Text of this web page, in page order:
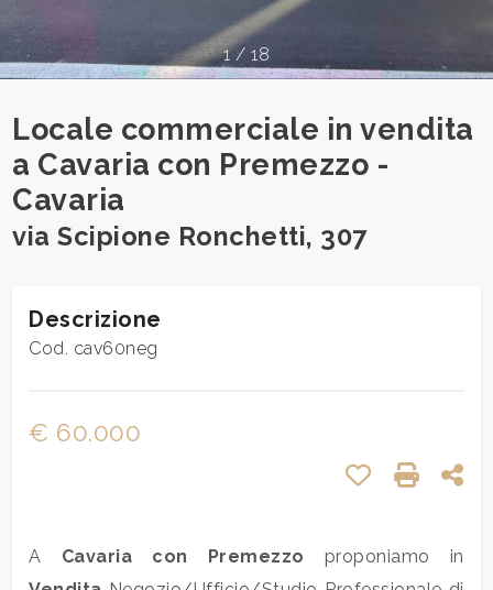
1 / 18
Locale commerciale in vendita
a Cavaria con Premezzo -
Cavaria
via Scipione Ronchetti, 307
Descrizione
Cod. cav60neg
€ 60.000
Preferiti: Cod.
A Cavaria con Premezzo proponiamo in
Provincia
Comune
-
Qualsiasi
Commerciali